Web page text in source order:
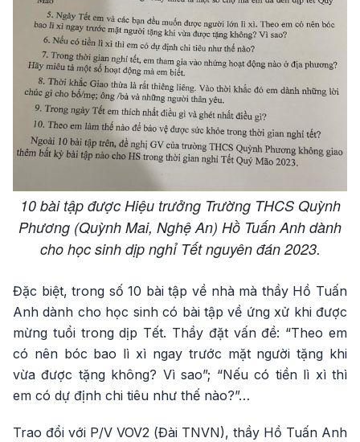
10 bài tập được Hiệu trưởng Trường THCS Quỳnh
Phương (Quỳnh Mai, Nghệ An) Hồ Tuấn Anh dành
cho học sinh dịp nghỉ Tết nguyên đán 2023.
Đặc biệt, trong số 10 bài tập về nhà mà thầy Hồ Tuấn
Anh dành cho học sinh có bài tập về ứng xử khi được
mừng tuổi trong dịp Tết. Thầy đặt vấn đề: “Theo em
có nên bóc bao lì xì ngay trước mặt người tặng khi
vừa được tặng không? Vì sao”; “Nếu có tiền lì xì thì
em có dự định chi tiêu như thế nào?”…
Trao đổi với P/V VOV2 (Đài TNVN), thầy Hồ Tuấn Anh